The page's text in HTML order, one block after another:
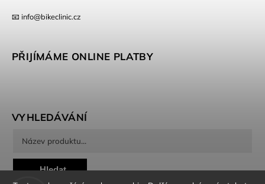
📧 info@bikeclinic.cz
PŘIJÍMÁME ONLINE PLATBY
VYHLEDÁVÁNÍ
Hledat